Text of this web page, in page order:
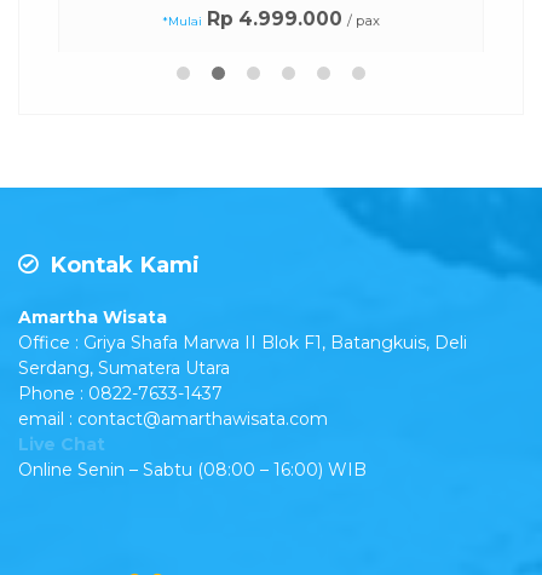
*Mulai Rp 4.999.000 / pax
Kontak Kami
Amartha Wisata
Office : Griya Shafa Marwa II Blok F1, Batangkuis, Deli
Serdang, Sumatera Utara
Phone : 0822-7633-1437
email : contact@amarthawisata.com
Live Chat
Online Senin – Sabtu (08:00 – 16:00) WIB